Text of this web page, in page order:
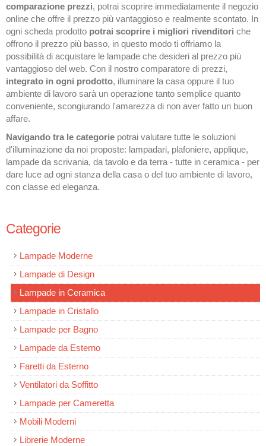
comparazione prezzi, potrai scoprire immediatamente il negozio
online che offre il prezzo più vantaggioso e realmente scontato. In
ogni scheda prodotto potrai scoprire i migliori rivenditori che
offrono il prezzo più basso, in questo modo ti offriamo la
possibilità di acquistare le lampade che desideri al prezzo più
vantaggioso del web. Con il nostro comparatore di prezzi,
integrato in ogni prodotto, illuminare la casa oppure il tuo
ambiente di lavoro sarà un operazione tanto semplice quanto
conveniente, scongiurando l'amarezza di non aver fatto un buon
affare.
Navigando tra le categorie potrai valutare tutte le soluzioni
d'illuminazione da noi proposte: lampadari, plafoniere, applique,
lampade da scrivania, da tavolo e da terra - tutte in ceramica - per
dare luce ad ogni stanza della casa o del tuo ambiente di lavoro,
con classe ed eleganza.
Categorie
Lampade Moderne
Lampade di Design
Lampade in Ceramica
Lampade in Cristallo
Lampade per Bagno
Lampade da Esterno
Faretti da Esterno
Ventilatori da Soffitto
Lampade per Cameretta
Mobili Moderni
Librerie Moderne